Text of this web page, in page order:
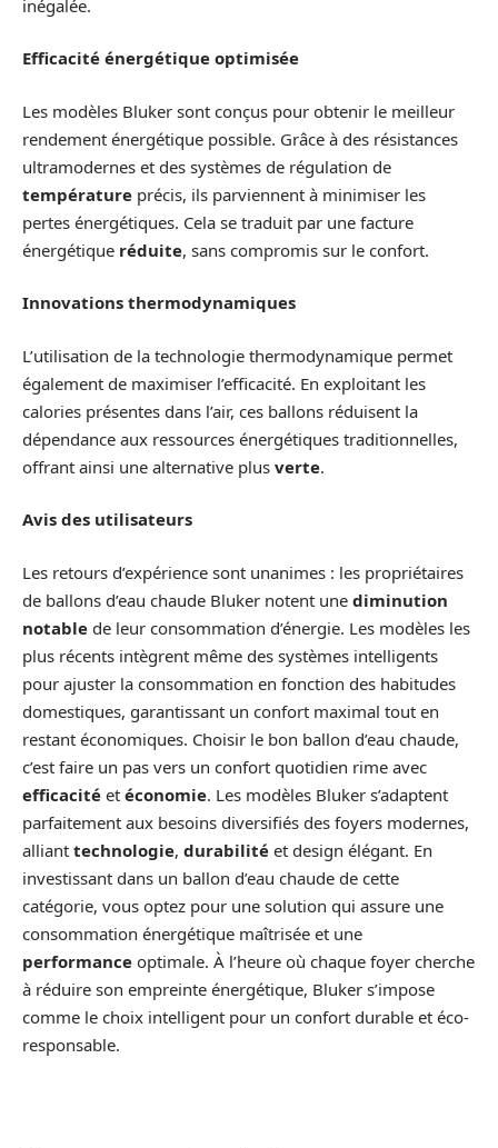
inégalée.
Efficacité énergétique optimisée
Les modèles Bluker sont conçus pour obtenir le meilleur
rendement énergétique possible. Grâce à des résistances
ultramodernes et des systèmes de régulation de
température précis, ils parviennent à minimiser les
pertes énergétiques. Cela se traduit par une facture
énergétique réduite, sans compromis sur le confort.
Innovations thermodynamiques
L’utilisation de la technologie thermodynamique permet
également de maximiser l’efficacité. En exploitant les
calories présentes dans l’air, ces ballons réduisent la
dépendance aux ressources énergétiques traditionnelles,
offrant ainsi une alternative plus verte.
Avis des utilisateurs
Les retours d’expérience sont unanimes : les propriétaires
de ballons d’eau chaude Bluker notent une diminution
notable de leur consommation d’énergie. Les modèles les
plus récents intègrent même des systèmes intelligents
pour ajuster la consommation en fonction des habitudes
domestiques, garantissant un confort maximal tout en
restant économiques. Choisir le bon ballon d’eau chaude,
c’est faire un pas vers un confort quotidien rime avec
efficacité et économie. Les modèles Bluker s’adaptent
parfaitement aux besoins diversifiés des foyers modernes,
alliant technologie, durabilité et design élégant. En
investissant dans un ballon d’eau chaude de cette
catégorie, vous optez pour une solution qui assure une
consommation énergétique maîtrisée et une
performance optimale. À l’heure où chaque foyer cherche
à réduire son empreinte énergétique, Bluker s’impose
comme le choix intelligent pour un confort durable et éco-
responsable.